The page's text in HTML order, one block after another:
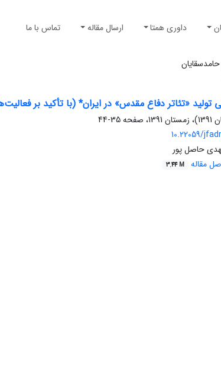
داوری همتا ارسال مقاله تماس با ما
تولید «تئاتر دفاع مقدس» در ایران* (با تأکید بر
35-44
10.22059/
حاصل پور
مقاله 3.44 M